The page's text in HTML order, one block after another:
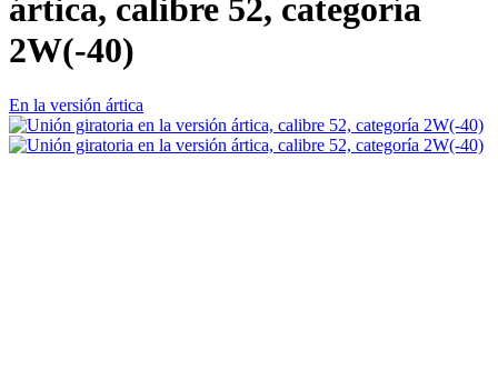
ártica, calibre 52, categoría
2W(-40)
En la versión ártica